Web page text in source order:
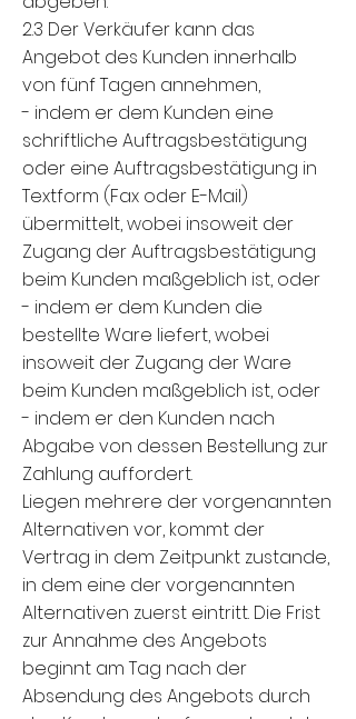
2.3 Der Verkäufer kann das
Angebot des Kunden innerhalb
von fünf Tagen annehmen,
- indem er dem Kunden eine
schriftliche Auftragsbestätigung
oder eine Auftragsbestätigung in
Textform (Fax oder E-Mail)
übermittelt, wobei insoweit der
Zugang der Auftragsbestätigung
beim Kunden maßgeblich ist, oder
- indem er dem Kunden die
bestellte Ware liefert, wobei
insoweit der Zugang der Ware
beim Kunden maßgeblich ist, oder
- indem er den Kunden nach
Abgabe von dessen Bestellung zur
Zahlung auffordert.
Liegen mehrere der vorgenannten
Alternativen vor, kommt der
Vertrag in dem Zeitpunkt zustande,
in dem eine der vorgenannten
Alternativen zuerst eintritt. Die Frist
zur Annahme des Angebots
beginnt am Tag nach der
Absendung des Angebots durch